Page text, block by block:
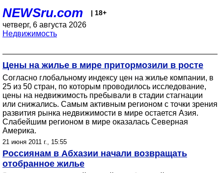
NEWSru.com | 18+
четверг, 6 августа 2026
Недвижимость
Цены на жилье в мире притормозили в росте
Согласно глобальному индексу цен на жилье компании, в
25 из 50 стран, по которым проводилось исследование,
цены на недвижимость пребывали в стадии стагнации
или снижались. Самым активным регионом с точки зрения
развития рынка недвижимости в мире остается Азия.
Слабейшим регионом в мире оказалась Северная
Америка.
21 июня 2011 г., 15:55
Россиянам в Абхазии начали возвращать
отобранное жилье